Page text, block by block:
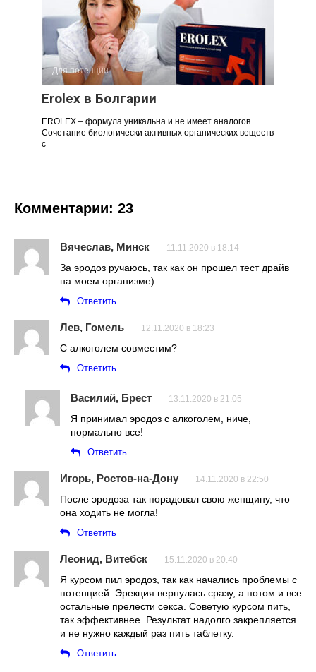
Для потенции
Erolex в Болгарии
EROLEX – формула уникальна и не имеет аналогов.
Сочетание биологически активных органических веществ
с
Комментарии: 23
Вячеслав, Минск 11.11.2020 в 18:14
За эродоз ручаюсь, так как он прошел тест драйв
на моем организме)
Ответить
Лев, Гомель 12.11.2020 в 18:23
С алкоголем совместим?
Ответить
Василий, Брест 13.11.2020 в 21:05
Я принимал эродоз с алкоголем, ниче,
нормально все!
Ответить
Игорь, Ростов-на-Дону 14.11.2020 в 22:50
После эродоза так порадовал свою женщину, что
она ходить не могла!
Ответить
Леонид, Витебск 15.11.2020 в 20:40
Я курсом пил эродоз, так как начались проблемы с
потенцией. Эрекция вернулась сразу, а потом и все
остальные прелести секса. Советую курсом пить,
так эффективнее. Результат надолго закрепляется
и не нужно каждый раз пить таблетку.
Ответить